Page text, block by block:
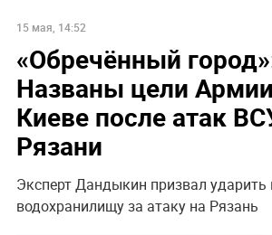
15 мая, 14:52
«Обречённый
Названы цели
Киеве после атак
Рязани
Эксперт Дандыкин призвал ударить
водохранилищу за атаку на Рязань